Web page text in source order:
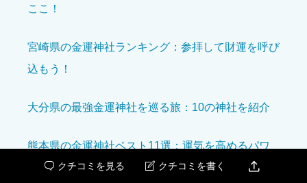
星の数をお選びください    
参拝の雰囲気 必須
星の数をお選びください  
ここ！
宮崎県の金運神社ランキング：参拝して財運を呼び
込もう！
大分県の最強金運神社を巡る旅：10の神社を紹介
熊本県の金運神社ベスト11選：運気を高めるパワ
ースポット
 クチコミを見る  クチコミを書く 